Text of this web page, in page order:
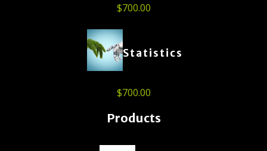
$700.00
Statistics
$700.00
Products